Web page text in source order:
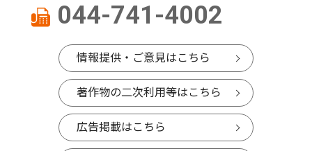
044-741-4002
情報提供・ご意見はこちら
著作物の二次利用等はこちら
広告掲載はこちら